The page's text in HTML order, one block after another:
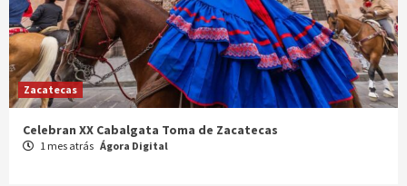
Zacatecas
Celebran XX Cabalgata Toma de Zacatecas
1 mes atrás Ágora Digital